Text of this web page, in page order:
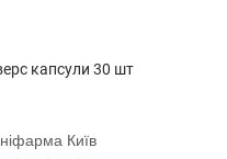
капсули 30 шт
Київ